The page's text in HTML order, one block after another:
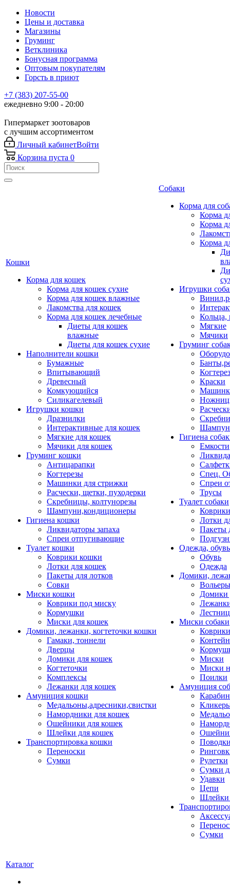
Новости
Цены и доставка
Магазины
Груминг
Ветклиника
Бонусная программа
Оптовым покупателям
Горсть в приют
+7 (383) 207-55-00
ежедневно 9:00 - 20:00
Гипермаркет зоотоваров
с лучшим ассортиментом
Личный кабинетВойти
Корзина пуста 0
Кошки
Корма для кошек
Корма для кошек сухие
Корма для кошек влажные
Лакомства для кошек
Корма для кошек лечебные
Диеты для кошек
влажные
Диеты для кошек сухие
Наполнители кошки
Бумажные
Впитывающий
Древесный
Комкующийся
Силикагелевый
Игрушки кошки
Дразнилки
Интерактивные для кошек
Мягкие для кошек
Мячики для кошек
Груминг кошки
Антицарапки
Когтерезы
Машинки для стрижки
Расчески, щетки, пуходерки
Скребницы, колтунорезы
Шампуни,кондиционеры
Гигиена кошки
Ликвидаторы запаха
Спреи отпугивающие
Туалет кошки
Коврики кошки
Лотки для кошек
Пакеты для лотков
Совки
Миски кошки
Коврики под миску
Кормушки
Миски для кошек
Домики, лежанки, когтеточки кошки
Гамаки, тоннели
Дверцы
Домики для кошек
Когтеточки
Комплексы
Лежанки для кошек
Амуниция кошки
Медальоны,адресники,свистки
Намордники для кошек
Ошейники для кошек
Шлейки для кошек
Транспортировка кошки
Переноски
Сумки
Собаки
Корма для
Корма
Корма
Корма
Игрушки
Кольца,
Мягкие
Мячики
Груминг
Краски
Гигиена
Емкости
Спец.
Спреи
Трусы
Туалет собаки
Коврики
Лотки
Пакеты
Одежда, обувь
Обувь
Одежда
Домики,
Домики
Миски собаки
Миски
Миски
Поилки
Амуниция
Рулетки
Сумки
Удавки
Цепи
Шлейки
Сумки
Каталог